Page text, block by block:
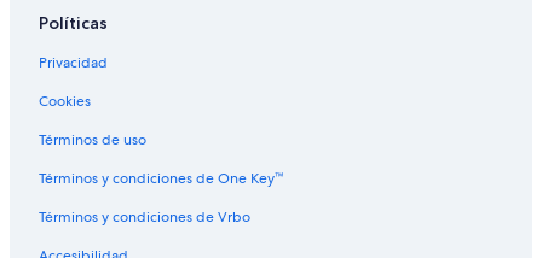
Hoteles para ir de compras en Terrytown
Cabañas en Harvey
Casas de campo en Harvey
Políticas
Privacidad
Cookies
Términos de uso
Términos y condiciones de One Key™
Términos y condiciones de Vrbo